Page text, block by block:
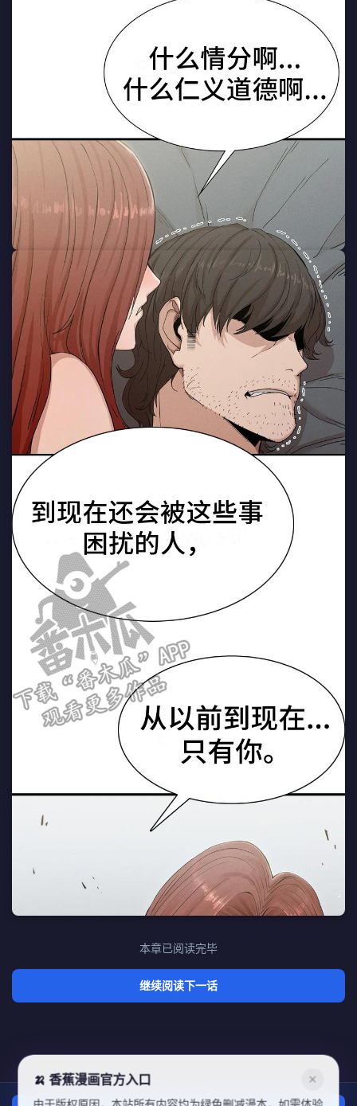
本章已阅读完毕
继续阅读下一话
🍌 香蕉漫画官方入口 ✕
由于版权原因，本站所有内容均为绿色删减漫本，如需体验